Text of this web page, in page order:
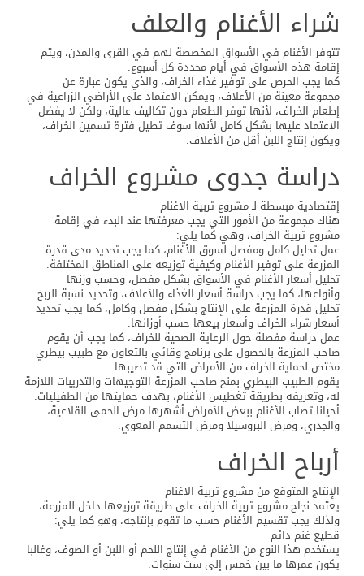
شراء الأغنام والعلف
تتوفر الأغنام في الأسواق المخصصة لهم في القرى والمدن، ويتم
إقامة هذه الأسواق في أيام محددة كل أسبوع.
كما يجب الحرص على توفير غذاء الخراف، والذي يكون عبارة عن
مجموعة معينة من الأعلاف، ويمكن الاعتماد على الأراضي الزراعية في
إطعام الخراف، لأنها توفر الطعام دون تكاليف عالية، ولكن لا يفضل
الاعتماد عليها بشكل كامل لأنها سوف تطيل فترة تسمين الخراف،
ويكون إنتاج اللبن أقل من الأعلاف.
دراسة جدوى مشروع الخراف
إقتصادية مبسطة لـ مشروع تربية الاغنام
هناك مجموعة من الأمور التي يجب معرفتها عند البدء في إقامة
مشروع تربية الخراف، وهي كما يلي:
عمل تحليل كامل ومفصل لسوق الأغنام، كما يجب تحديد مدى قدرة
المزرعة على توفير الأغنام وكيفية توزيعه على المناطق المختلفة.
تحليل أسعار الأغنام في الأسواق بشكل مفصل، وحسب وزنها
وأنواعها، كما يجب دراسة أسعار الغذاء والأعلاف، وتحديد نسبة الربح.
تحليل قدرة المزرعة على الإنتاج بشكل مفصل وكامل، كما يجب تحديد
أسعار شراء الخراف وأسعار بيعها حسب أوزانها.
عمل دراسة مفصلة حول الرعاية الصحية للخراف، كما يجب أن يقوم
صاحب المزرعة بالحصول على برنامج وقائي بالتعاون مع طبيب بيطري
مختص لحماية الخراف من الأمراض التي قد تصيبها.
يقوم الطبيب البيطري بمنح صاحب المزرعة التوجيهات والتدريبات اللازمة
له، وتعريفه بطريقة تغطيس الأغنام، بهدف حمايتها من الطفيليات.
أحيانا تصاب الأغنام ببعض الأمراض أشهرها مرض الحمى القلاعية،
والجدري، ومرض البروسيلا ومرض التسمم المعوي.
أرباح الخراف
الإنتاج المتوقع من مشروع تربية الاغنام
يعتمد نجاح مشروع تربية الخراف على طريقة توزيعها داخل للمزرعة،
ولذلك يجب تقسيم الأغنام حسب ما تقوم بإنتاجه، وهو كما يلي:
قطيع غنم دائم
يستخدم هذا النوع من الأغنام في إنتاج اللحم أو اللبن أو الصوف، وغالبا
يكون عمرها ما بين خمس إلى ست سنوات.